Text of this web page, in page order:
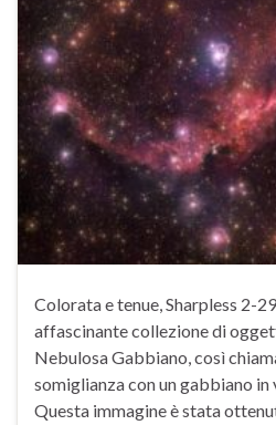
Colorata e tenue, Sharpless 2-
affascinante collezione di
Nebulosa Gabbiano, così
somiglianza con un gabbiano
Questa immagine è stata